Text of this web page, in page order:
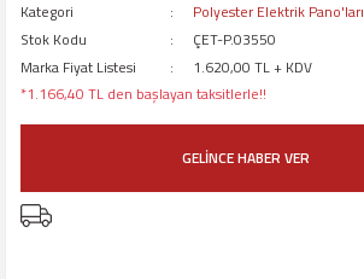
Kategori
Polyester Elektrik Pano'ları
Stok Kodu
ÇET-P.03550
Marka Fiyat Listesi
1.620,00 TL + KDV
*1.166,40 TL den başlayan taksitlerle!!
GELİNCE HABER VER